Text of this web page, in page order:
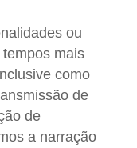
ou
mais
como
de
de
a narração